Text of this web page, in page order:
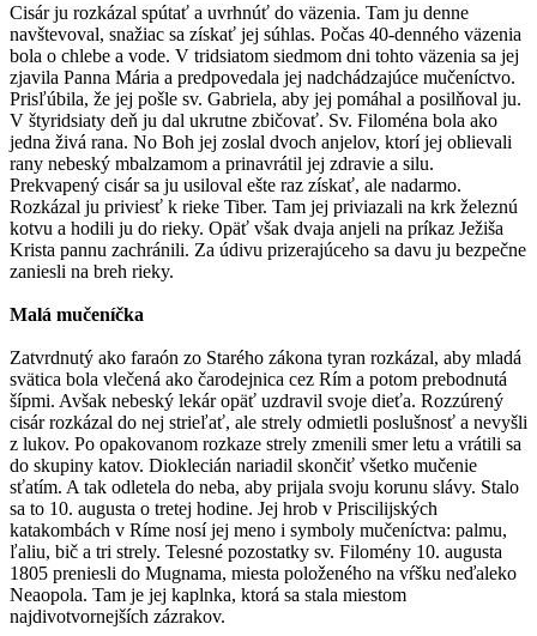
Cisár ju rozkázal spútať a uvrhnúť do väzenia. Tam ju denne
navštevoval, snažiac sa získať jej súhlas. Počas 40-denného väzenia
bola o chlebe a vode. V tridsiatom siedmom dni tohto väzenia sa jej
zjavila Panna Mária a predpovedala jej nadchádzajúce mučeníctvo.
Prisľúbila, že jej pošle sv. Gabriela, aby jej pomáhal a posilňoval ju.
V štyridsiaty deň ju dal ukrutne zbičovať. Sv. Filoména bola ako
jedna živá rana. No Boh jej zoslal dvoch anjelov, ktorí jej oblievali
rany nebeský mbalzamom a prinavrátil jej zdravie a silu.
Prekvapený cisár sa ju usiloval ešte raz získať, ale nadarmo.
Rozkázal ju priviesť k rieke Tiber. Tam jej priviazali na krk železnú
kotvu a hodili ju do rieky. Opäť však dvaja anjeli na príkaz Ježiša
Krista pannu zachránili. Za údivu prizerajúceho sa davu ju bezpečne
zaniesli na breh rieky.
Malá mučeníčka
Zatvrdnutý ako faraón zo Starého zákona tyran rozkázal, aby mladá
svätica bola vlečená ako čarodejnica cez Rím a potom prebodnutá
šípmi. Avšak nebeský lekár opäť uzdravil svoje dieťa. Rozzúrený
cisár rozkázal do nej strieľať, ale strely odmietli poslušnosť a nevyšli
z lukov. Po opakovanom rozkaze strely zmenili smer letu a vrátili sa
do skupiny katov. Dioklecián nariadil skončiť všetko mučenie
sťatím. A tak odletela do neba, aby prijala svoju korunu slávy. Stalo
sa to 10. augusta o tretej hodine. Jej hrob v Priscilijských
katakombách v Ríme nosí jej meno i symboly mučeníctva: palmu,
ľaliu, bič a tri strely. Telesné pozostatky sv. Filomény 10. augusta
1805 preniesli do Mugnama, miesta položeného na vŕšku neďaleko
Neaopola. Tam je jej kaplnka, ktorá sa stala miestom
najdivotvornejších zázrakov.